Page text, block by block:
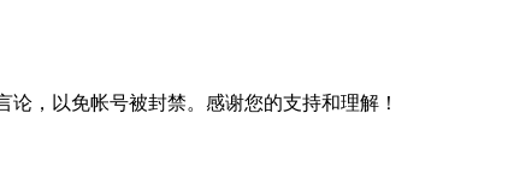
，以免帐号被封禁。感谢您的支持和理解！